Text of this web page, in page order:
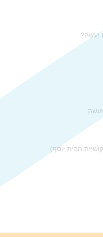
יעשה?
הבית יוסף)